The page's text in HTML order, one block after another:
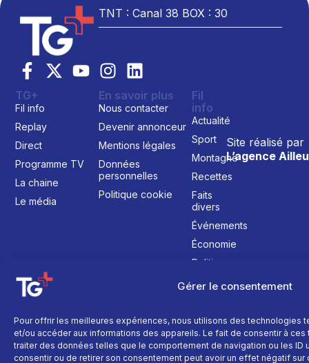
Gérer le consentement
Pour offrir les meilleures expériences, nous utilisons des technologies
et/ou accéder aux informations des appareils. Le fait de consentir à
traiter des données telles que le comportement de navigation ou les ID
consentir ou de retirer son consentement peut avoir un effet négatif
TNT : Canal 38 BOX : 30
Site réalisé par
L’agence
TG+
Fil info
Replay
Direct
Programme TV
La chaine
Le média
En savoir plus
Nous contacter
Devenir annonceur
Mentions légales
Données
personnelles
Politique cookie
Fil
info
Actualité
Sport
Montagne
Recettes
Faits
divers
Événements
Économie
Politique
Culture